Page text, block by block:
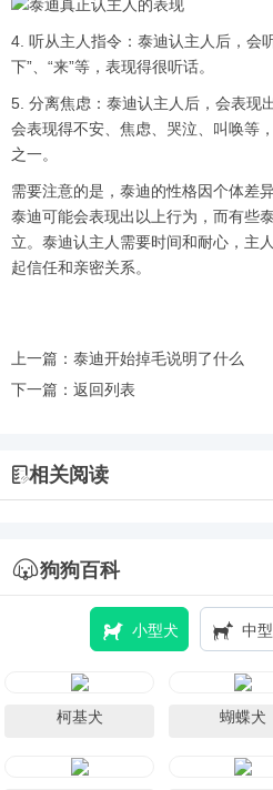
4. 听从主人指令：泰迪认主人后，会
下”、“来”等，表现得很听话。
5. 分离焦虑：泰迪认主人后，会表现
会表现得不安、焦虑、哭泣、叫唤等
之一。
需要注意的是，泰迪的性格因个体差
泰迪可能会表现出以上行为，而有些
立。泰迪认主人需要时间和耐心，主
起信任和亲密关系。
上一篇： 泰迪开始掉毛说明了什么
下一篇： 返回列表
相关阅读
狗狗百科
小型犬 中
柯基犬 蝴蝶犬